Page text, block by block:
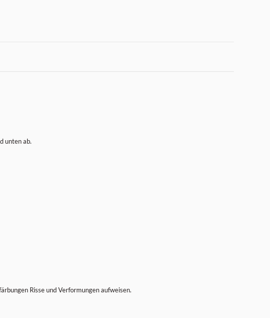
unten ab.
Risse und Verformungen aufweisen.